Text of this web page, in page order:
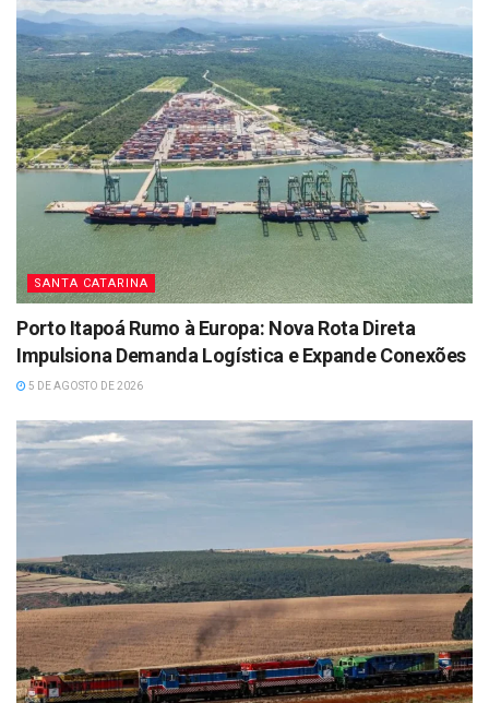
SANTA CATARINA
Porto Itapoá Rumo à Europa: Nova Rota Direta
Impulsiona Demanda Logística e Expande Conexões
5 DE AGOSTO DE 2026